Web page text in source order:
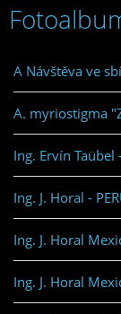
A Návštěva ve
A. myriostigma
Ing. Ervín Taübel
Ing. J. Horal -
Ing. J. Horal
Ing. J. Horal